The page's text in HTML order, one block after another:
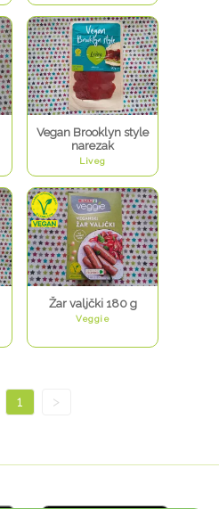
Vegan Brooklyn style
narezak
Liveg
Žar valjčki 180 g
Veggie
1 >